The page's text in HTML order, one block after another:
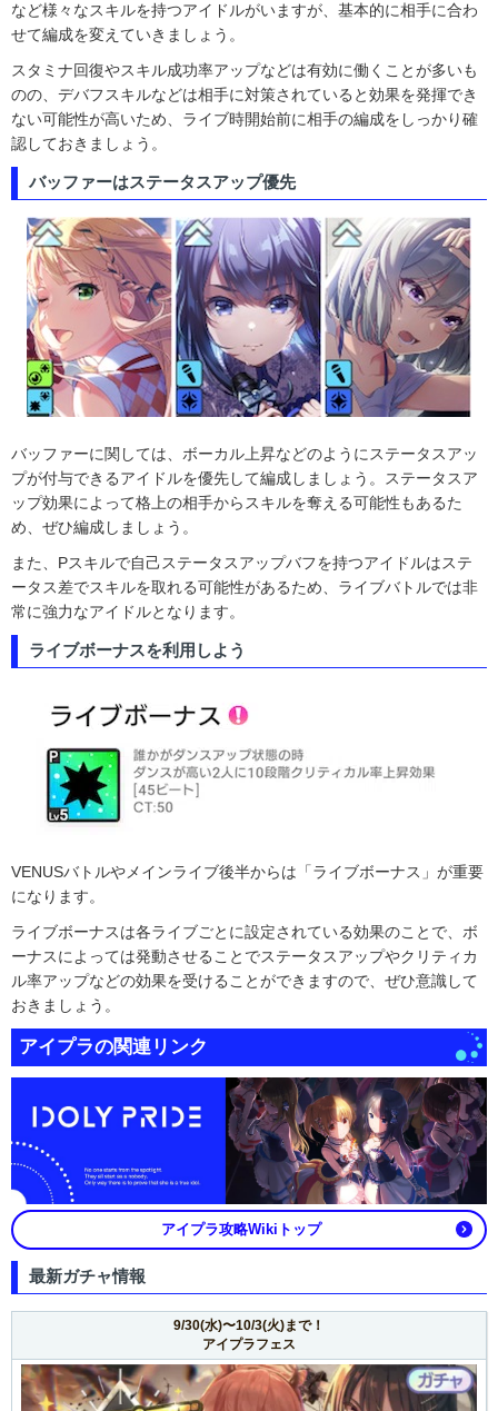
など様々なスキルを持つアイドルがいますが、基本的に相手に合わ
せて編成を変えていきましょう。
スタミナ回復やスキル成功率アップなどは有効に働くことが多いも
のの、デバフスキルなどは相手に対策されていると効果を発揮でき
ない可能性が高いため、ライブ時開始前に相手の編成をしっかり確
認しておきましょう。
バッファーはステータスアップ優先
バッファーに関しては、ボーカル上昇などのようにステータスアッ
プが付与できるアイドルを優先して編成しましょう。ステータスア
ップ効果によって格上の相手からスキルを奪える可能性もあるた
め、ぜひ編成しましょう。
また、Pスキルで自己ステータスアップバフを持つアイドルはステ
ータス差でスキルを取れる可能性があるため、ライブバトルでは非
常に強力なアイドルとなります。
ライブボーナスを利用しよう
VENUSバトルやメインライブ後半からは「ライブボーナス」が重要
になります。
ライブボーナスは各ライブごとに設定されている効果のことで、ボ
ーナスによっては発動させることでステータスアップやクリティカ
ル率アップなどの効果を受けることができますので、ぜひ意識して
おきましょう。
アイプラの関連リンク
アイプラ攻略Wikiトップ
最新ガチャ情報
9/30(水)〜10/3(火)まで！
アイプラフェス